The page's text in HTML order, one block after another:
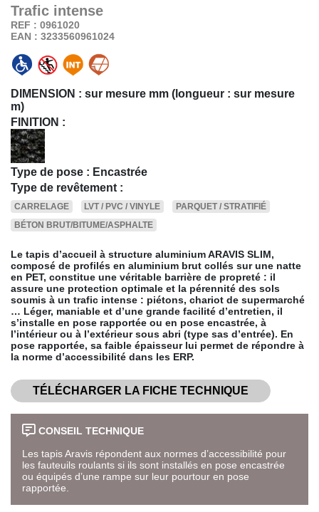
Trafic intense
REF : 0961020
EAN : 3233560961024
DIMENSION : sur mesure mm (longueur : sur mesure
m)
FINITION :
Type de pose : Encastrée
Type de revêtement :
CARRELAGE LVT / PVC / VINYLE
PARQUET / STRATIFIÉ
BÉTON BRUT/BITUME/ASPHALTE
Le tapis d’accueil à structure aluminium ARAVIS SLIM,
composé de profilés en aluminium brut collés sur une natte
en PET, constitue une véritable barrière de propreté : il
assure une protection optimale et la pérennité des sols
soumis à un trafic intense : piétons, chariot de supermarché
… Léger, maniable et d’une grande facilité d’entretien, il
s’installe en pose rapportée ou en pose encastrée, à
l’intérieur ou à l’extérieur sous abri (type sas d’entrée). En
pose rapportée, sa faible épaisseur lui permet de répondre à
la norme d’accessibilité dans les ERP.
TÉLÉCHARGER LA FICHE TECHNIQUE
CONSEIL TECHNIQUE
Les tapis Aravis répondent aux normes d’accessibilité pour
les fauteuils roulants si ils sont installés en pose encastrée
ou équipés d’une rampe sur leur pourtour en pose
rapportée.